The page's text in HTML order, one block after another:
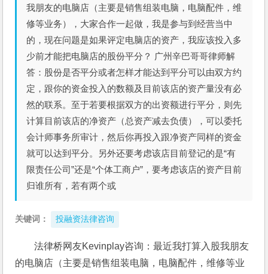
我朋友的电脑店（主要是销售组装电脑，电脑配件，维
修等业务），大家合作一起做，我是参与到经营当中
的，现在问题是如果评定电脑店的资产，我应该投入多
少前才能把电脑店的股份平分？ 广州辛巴哥哥律师解
答：股份是否平分或者怎样才能达到平分可以由双方约
定，跟你的资金投入的数额及目前该店的资产量没有必
然的联系。至于若要根据双方的出资额进行平分，则先
计算目前该店的净资产（总资产减去负债），可以委托
会计师事务所审计，然后你再投入跟净资产同样的资金
就可以达到平分。另外还要考虑该店目前登记的是“有
限责任公司”还是“个体工商户”，要考虑该店的资产目前
归谁所有，若有两个或
关键词： 投融资法律咨询
法律桥网友Kevinplay咨询：最近我打算入股我朋友
的电脑店（主要是销售组装电脑，电脑配件，维修等业